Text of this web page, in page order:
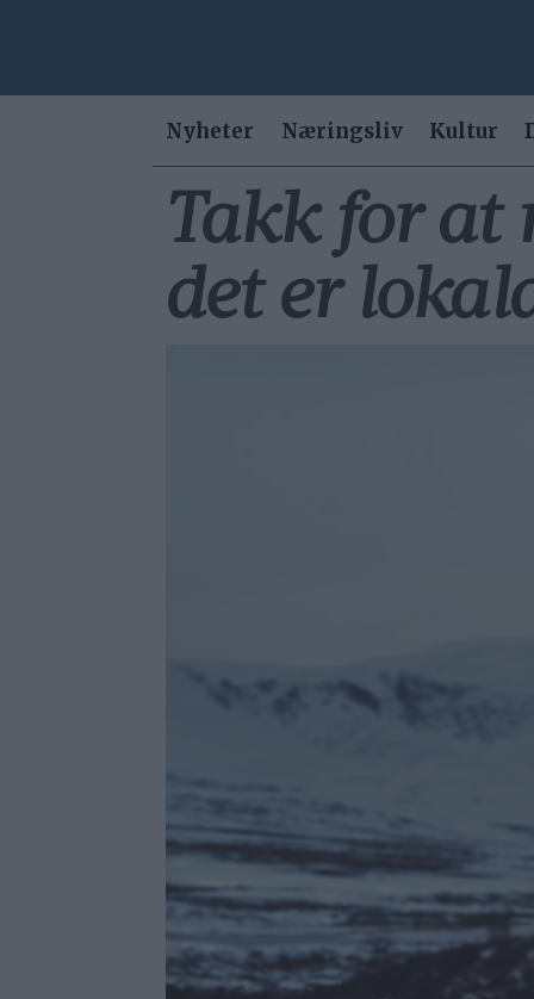
Nyheter Næringsliv Kultur
Takk for at
det er